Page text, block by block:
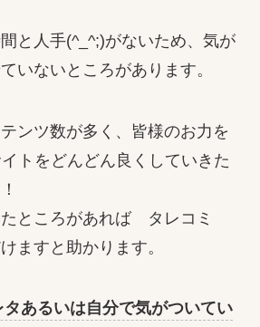
と人手(^_^;)がないため、気が
いないところがあります。
ンツ数が多く、皆様のお力を
トをどんどん良くしていきた
たところがあれば タレコミ
ますと助かります。
タあるいは自分で気がついてい